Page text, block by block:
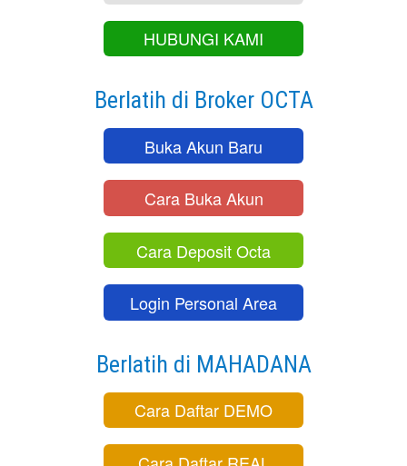
HUBUNGI KAMI
Berlatih di Broker OCTA
Buka Akun Baru
Cara Buka Akun
Cara Deposit Octa
Login Personal Area
Berlatih di MAHADANA
Cara Daftar DEMO